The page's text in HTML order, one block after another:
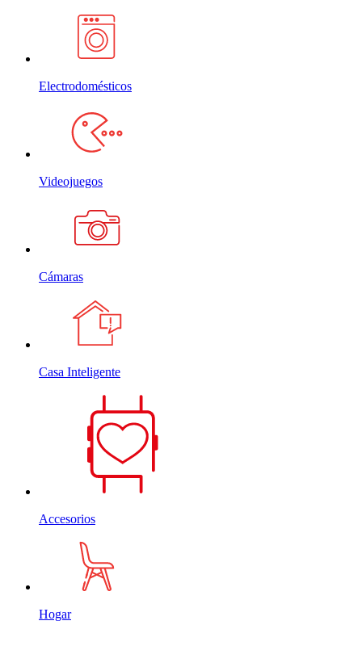
Electrodomésticos
Videojuegos
Cámaras
Casa Inteligente
Accesorios
Hogar